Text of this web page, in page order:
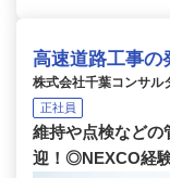
高速道路工事の
株式会社千葉コンサル
正社員
維持や点検などの
迎！◎NEXCO経